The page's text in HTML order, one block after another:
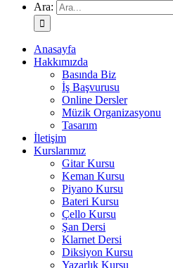
Ara:
Anasayfa
Hakkımızda
Basında Biz
İş Başvurusu
Online Dersler
Müzik Organizasyonu
Tasarım
İletişim
Kurslarımız
Gitar Kursu
Keman Kursu
Piyano Kursu
Bateri Kursu
Çello Kursu
Şan Dersi
Klarnet Dersi
Diksiyon Kursu
Yazarlık Kursu